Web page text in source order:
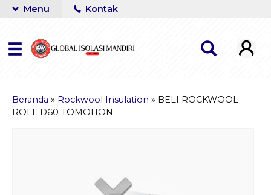
Menu Kontak
Beranda » Rockwool Insulation » BELI ROCKWOOL
ROLL D60 TOMOHON